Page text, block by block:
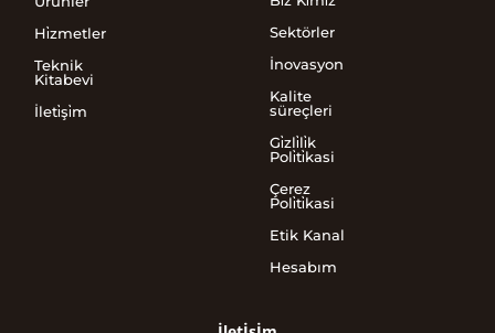
Hi̇zmetler
Teknik
Kitabevi
İleti̇şi̇m
Sektörler
İnovasyon
Kalite
süreçleri
Gi̇zli̇li̇k
Poli̇ti̇kasi
Çerez
Poli̇ti̇kasi
Etik Kanal
Hesabım